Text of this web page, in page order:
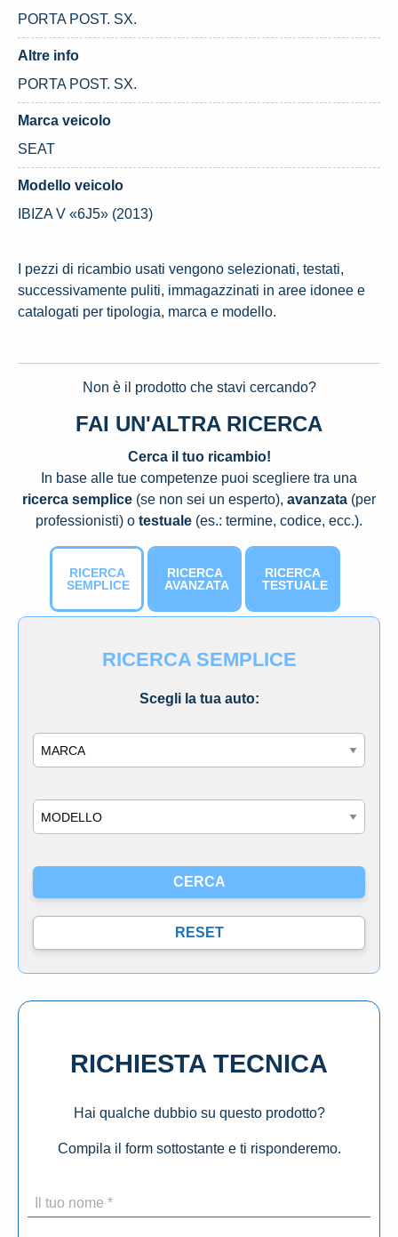
PORTA POST. SX.
Altre info
PORTA POST. SX.
Marca veicolo
SEAT
Modello veicolo
IBIZA V «6J5» (2013)
I pezzi di ricambio usati vengono selezionati, testati,
successivamente puliti, immagazzinati in aree idonee e
catalogati per tipologia, marca e modello.
Non è il prodotto che stavi cercando?
FAI UN'ALTRA RICERCA
Cerca il tuo ricambio!
In base alle tue competenze puoi scegliere tra una
ricerca semplice (se non sei un esperto), avanzata (per
professionisti) o testuale (es.: termine, codice, ecc.).
RICERCA
SEMPLICE
RICERCA
AVANZATA
RICERCA
TESTUALE
RICERCA SEMPLICE
Scegli la tua auto:
RICHIESTA TECNICA
Hai qualche dubbio su questo prodotto?
Compila il form sottostante e ti risponderemo.